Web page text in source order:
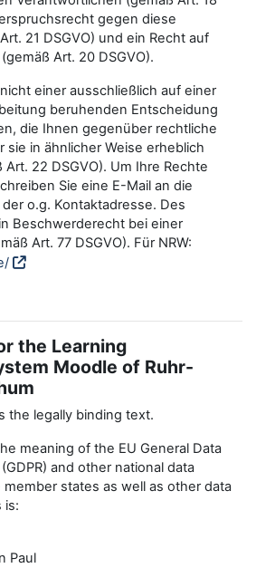
gegen diese
21 DSGVO) und ein Recht auf
Art. 20 DSGVO).
einer ausschließlich auf einer
beruhenden Entscheidung
die Ihnen gegenüber rechtliche
in ähnlicher Weise erheblich
22 DSGVO). Um Ihre Rechte
Sie eine E-Mail an die
o.g. Kontaktadresse. Des
Beschwerderecht bei einer
Art. 77 DSGVO). Für NRW:
the Learning
Moodle of Ruhr-
the legally binding text.
meaning of the EU General Data
and other national data
states as well as other data
is:
Paul